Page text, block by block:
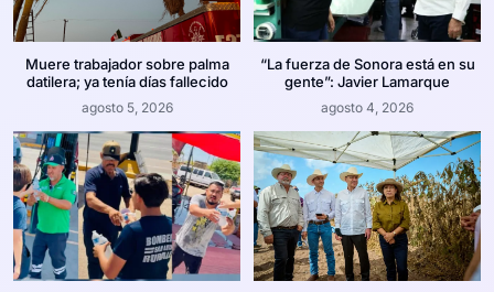
Muere trabajador sobre palma
datilera; ya tenía días fallecido
agosto 5, 2026
“La fuerza de Sonora está en su
gente”: Javier Lamarque
agosto 4, 2026